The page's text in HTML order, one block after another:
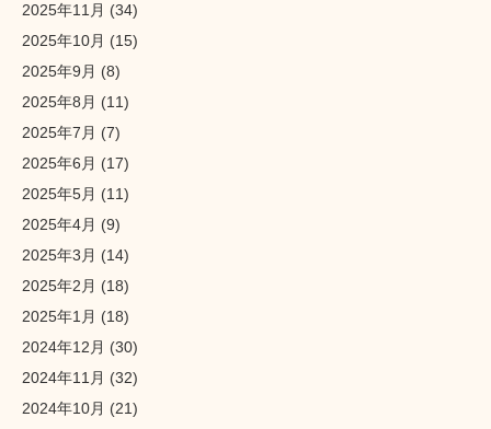
2025年11月 (34)
2025年10月 (15)
2025年9月 (8)
2025年8月 (11)
2025年7月 (7)
2025年6月 (17)
2025年5月 (11)
2025年4月 (9)
2025年3月 (14)
2025年2月 (18)
2025年1月 (18)
2024年12月 (30)
2024年11月 (32)
2024年10月 (21)